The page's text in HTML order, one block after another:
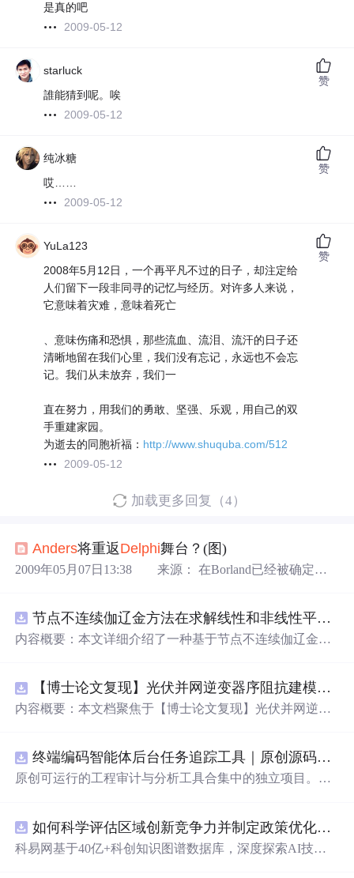
是真的吧
2009-05-12
starluck
誰能猜到呢。唉
2009-05-12
赞
纯冰糖
哎……
2009-05-12
赞
YuLa123
2008年5月12日，一个再平凡不过的日子，却注定给
人们留下一段非同寻的记忆与经历。对许多人来说，
它意味着灾难，意味着死亡
、意味伤痛和恐惧，那些流血、流泪、流汗的日子还
清晰地留在我们心里，我们没有忘记，永远也不会忘
记。我们从未放弃，我们一
直在努力，用我们的勇敢、坚强、乐观，用自己的双
手重建家园。
为逝去的同胞祈福： http://www.shuquba.com/512
2009-05-12
赞
加载更多回复（4）
Anders将重返Delphi舞台？(图)
2009年05月07日13:38 来源： 在Borland已经被确定将
rg将于下个月重拾Delphi，继续为Delphi的发展起到领头
羊的作用。 而许多人所关心的，Anders回去做什
节点不连续伽辽金方法在求解线性和非线性平流方程中的一维实现（Matlab代码实现）
内容概要：本文详细介绍了一种基于节点不连续伽辽金方
B代码实现。该方法在处理偏微分方程特别是具有间断解
或高梯度特征的问题时展现出优异的稳定性和精度。文中
何在MATLAB环境中实现该数值方法，并辅以典型算例验
证其有效性和可靠性。此外，文章还强调科研工作中“借
力”与创新思维的重要性，鼓励研究者在夯实理论基础的同
基础知识、熟悉MATLAB编程，从事计算数学、流体力
学、物理建模及相关领域的研究生、科研人员及工程技术
开发者。; 使用场景及目标：① 学习并掌握节点不连续伽
【博士论文复现】光伏并网逆变器序阻抗建模、扫频辨识与弱电网交互稳定性分析【阻抗建模、验证扫频法】（Matlab代码、Simulink仿真实现）
内容概要：本文档聚焦于【博士论文复现】光伏并网逆变
于谐波线性化的并网VSG逆变器正负序阻抗建模、锁相环
与电流环的小信号建模、扫频法辨识系统阻抗、奈奎斯特
结合，帮助读者掌握新能源并网系统稳定性分析的核心技
术与工程实现方法。; 适合人群：具备电力电子、自动控制
理论基础，熟悉Matlab/Simulink环境，从事新能源发电、并
终端编码智能体后台任务追踪工具｜原创源码+测试+离线报告
原创可运行的工程审计与分析工具合集中的独立项目。每
VG 报告、1080×720 运行效果图、README、运行说明、
MIT License 与原创授权声明。零第三方运行依赖，不包含
如何科学评估区域创新竞争力并制定政策优化策略？.docx
科易网基于40亿+科创知识图谱数据库，深度探索AI技术